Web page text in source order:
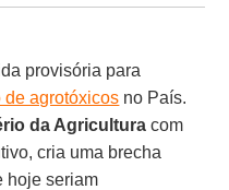
provisória para
de agrotóxicos no País.
da Agricultura com
cria uma brecha
hoje seriam